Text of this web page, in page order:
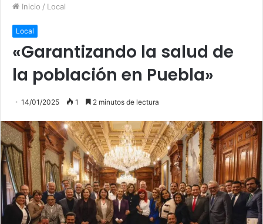
Inicio / Local
Local
«Garantizando la salud de
la población en Puebla»
14/01/2025 1 2 minutos de lectura